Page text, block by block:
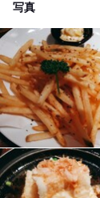
写真